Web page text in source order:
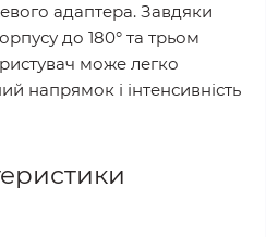
адаптера. Завдяки
до 180° та трьом
може легко
напрямок і інтенсивність